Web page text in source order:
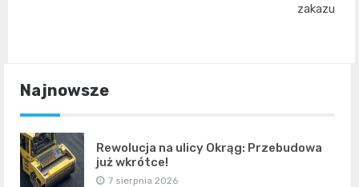
zakazu
Najnowsze
Rewolucja na ulicy Okrąg: Przebudowa
już wkrótce!
7 sierpnia 2026